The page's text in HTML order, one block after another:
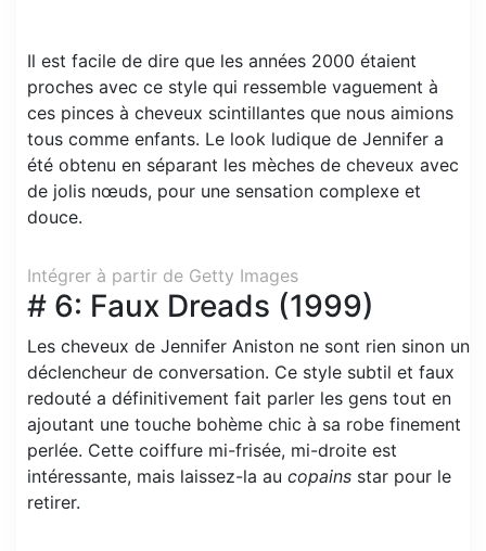
Il est facile de dire que les années 2000 étaient
proches avec ce style qui ressemble vaguement à
ces pinces à cheveux scintillantes que nous aimions
tous comme enfants. Le look ludique de Jennifer a
été obtenu en séparant les mèches de cheveux avec
de jolis nœuds, pour une sensation complexe et
douce.
Intégrer à partir de Getty Images
# 6: Faux Dreads (1999)
Les cheveux de Jennifer Aniston ne sont rien sinon un
déclencheur de conversation. Ce style subtil et faux
redouté a définitivement fait parler les gens tout en
ajoutant une touche bohème chic à sa robe finement
perlée. Cette coiffure mi-frisée, mi-droite est
intéressante, mais laissez-la au copains star pour le
retirer.